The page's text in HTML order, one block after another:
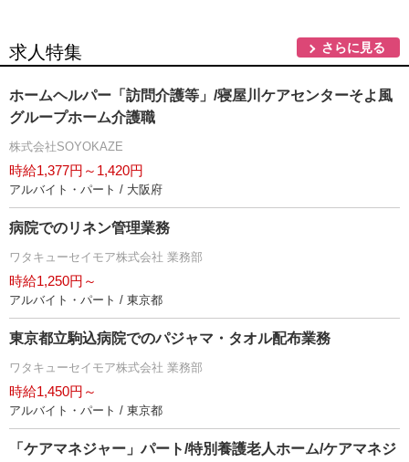
求人特集 さらに見る
ホームヘルパー「訪問介護等」/寝屋川ケアセンターそよ風
グループホーム介護職
株式会社SOYOKAZE
時給1,377円～1,420円
アルバイト・パート / 大阪府
病院でのリネン管理業務
ワタキューセイモア株式会社 業務部
時給1,250円～
アルバイト・パート / 東京都
東京都立駒込病院でのパジャマ・タオル配布業務
ワタキューセイモア株式会社 業務部
時給1,450円～
アルバイト・パート / 東京都
「ケアマネジャー」パート/特別養護老人ホーム/ケアマネジ